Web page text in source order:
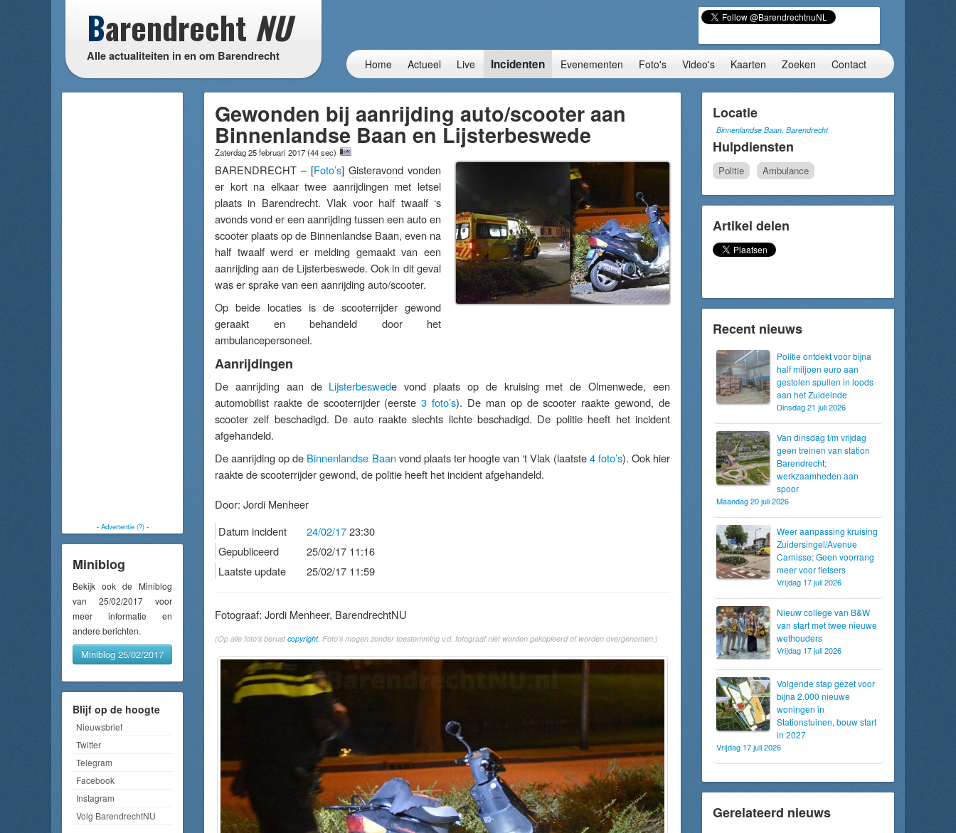
Barendrecht NU
Alle actualiteiten in en om Barendrecht
Home Actueel Live Incidenten Evenementen Foto's Video's Kaarten Zoeken Contact
- Advertentie (?)-
Miniblog
Bekijk ook de Miniblog
van 25/02/2017 voor
meer informatie en
andere berichten.
Miniblog 25/02/2017
Blijf op de hoogte
Nieuwsbrief
Twitter
Telegram
Facebook
Instagram
Volg BarendrechtNU
Gewonden bij aanrijding auto/scooter aan
Binnenlandse Baan en Lijsterbeswede
Zaterdag 25 februari 2017(44 sec)
BARENDRECHT – [Foto’s] Gisteravond vonden
er kort na elkaar twee aanrijdingen met letsel
plaats in Barendrecht. Vlak voor half twaalf ‘s
avonds vond er een aanrijding tussen een auto en
scooter plaats op de Binnenlandse Baan, even na
half twaalf werd er melding gemaakt van een
aanrijding aan de Lijsterbeswede. Ook in dit geval
was er sprake van een aanrijding auto/scooter.
Op beide locaties is de scooterrijder gewond
geraakt en behandeld door het
ambulancepersoneel.
Aanrijdingen
De aanrijding aan de Lijsterbeswede vond plaats op de kruising met de Olmenwede, een
automobilist raakte de scooterrijder (eerste3 foto’s). De man op de scooter raakte gewond, de
scooter zelf beschadigd. De auto raakte slechts lichte beschadigd. De politie heeft het incident
afgehandeld.
De aanrijding op de Binnenlandse Baanvond plaats ter hoogte van ‘t Vlak (laatste4 foto’s). Ook hier
raakte de scooterrijder gewond, de politie heeft het incident afgehandeld.
Door: Jordi Menheer
Datum incident
24/02/1723:30
Gepubliceerd
25/02/17 11:16
Laatste update
25/02/17 11:59
Fotograaf: Jordi Menheer, BarendrechtNU
(Op alle foto's berustcopyright. Foto's mogen zonder toestemming v.d. fotograaf niet worden gekopieerd of worden overgenomen.)
Locatie
Binnenlandse Baan, Barendrecht
Hulpdiensten
Politie Ambulance
Artikel delen
Recent nieuws
Politie ontdekt voor bijna
half miljoen euro aan
gestolen spullen in loods
aan het Zuideinde
Dinsdag 21 juli 2026
Van dinsdag t/m vrijdag
geen treinen van station
Barendrecht;
werkzaamheden aan
spoor
Maandag 20 juli 2026
Weer aanpassing kruising
Zuidersingel/Avenue
Carnisse: Geen voorrang
meer voor fietsers
Vrijdag 17 juli 2026
Nieuw college van B&W
van start met twee nieuwe
wethouders
Vrijdag 17 juli 2026
Volgende stap gezet voor
bijna 2.000 nieuwe
woningen in
Stationstuinen, bouw start
in 2027
Vrijdag 17 juli 2026
Gerelateerd nieuws